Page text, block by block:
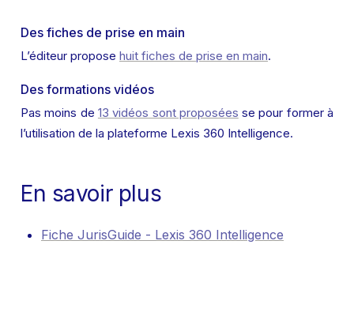
Des fiches de prise en main
L’éditeur propose huit fiches de prise en main.
Des formations vidéos
Pas moins de 13 vidéos sont proposées se pour former à
l’utilisation de la plateforme Lexis 360 Intelligence.
En savoir plus
Fiche JurisGuide - Lexis 360 Intelligence